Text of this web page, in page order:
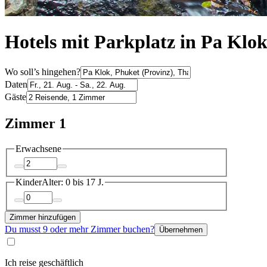
Hotels mit Parkplatz in Pa Klok
Wo soll’s hingehen?
Daten
Gäste
Zimmer 1
Erwachsene
KinderAlter: 0 bis 17 J.
Zimmer hinzufügen
Du musst 9 oder mehr Zimmer buchen? Übernehmen
Ich reise geschäftlich